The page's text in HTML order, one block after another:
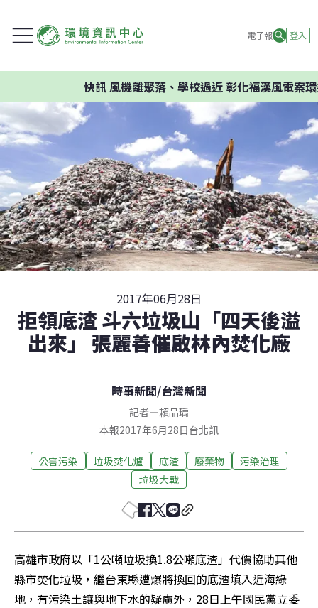
電子報 登入
風機離聚落、學校過近 彰化福漢風電案環委建
2017年06月28日
拒領底渣 斗六垃圾山「四天後溢
出來」 張麗善催啟林內焚化廠
時事新聞/台灣新聞
記者—賴品瑀
本報2017年6月28日台北訊
公害污染 垃圾焚化爐 底渣 廢棄物
污染治理
垃圾大戰
高雄市政府以「1公噸垃圾換1.8公噸底渣」代價協助其他
縣市焚化垃圾，繼台東縣遭爆將換回的底渣填入近海綠
地，有污染土讓與地下水的疑慮外，28日上午國民黨立委